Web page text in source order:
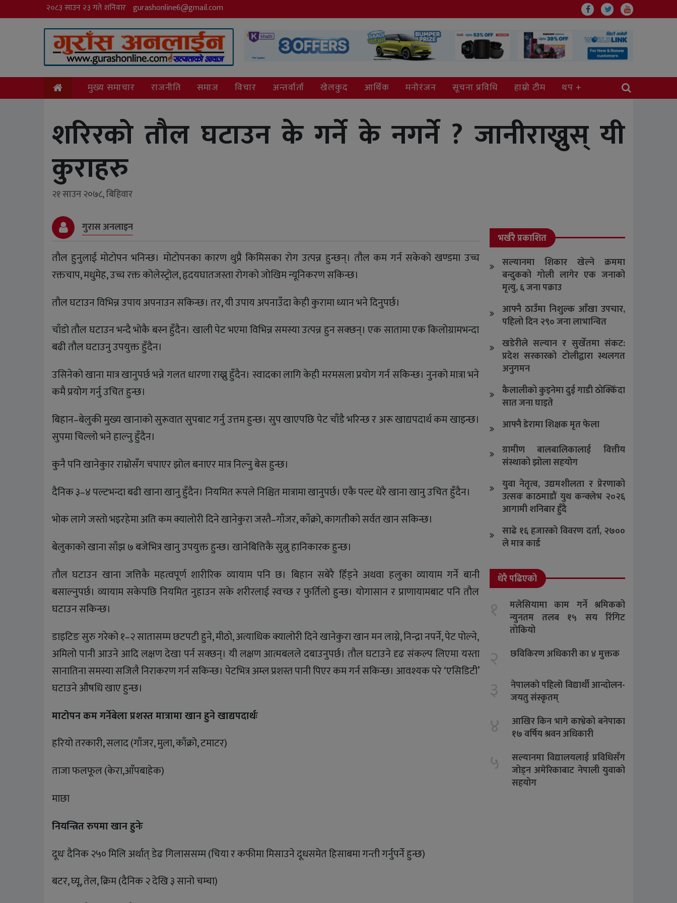
२०८३ साउन २३ गते शनिवार gurashonline6@gmail.com
मुख्य समाचार राजनीति समाज विचार अन्तर्वार्ता खेलकुद आर्थिक मनोरंजन सूचना प्रविधि हाम्रो टीम थप
शरिरको तौल घटाउन के गर्ने के नगर्ने ? जानीराख्नुस् यी
कुराहरु
२१ साउन २०७८, बिहिवार
गुरास अनलाइन
तौल हुनुलाई मोटोपन भनिन्छ। मोटोपनका कारण थुप्रै किमिसका रोग उत्पन्न हुन्छन्। तौल कम गर्न सकेको खण्डमा उच्च
रक्तचाप, मधुमेह, उच्च रक्त कोलेस्ट्रोल, हृदयघातजस्ता रोगको जोखिम न्यूनिकरण सकिन्छ।
तौल घटाउन विभिन्न उपाय अपनाउन सकिन्छ। तर, यी उपाय अपनाउँदा केही कुरामा ध्यान भने दिनुपर्छ।
चाँडो तौल घटाउन भन्दै भोकै बस्न हुँदैन। खाली पेट भएमा विभिन्न समस्या उत्पन्न हुन सक्छन्। एक सातामा एक किलोग्रामभन्दा
बढी तौल घटाउनु उपयुक्त हुँदैन।
उसिनेको खाना मात्र खानुपर्छ भन्ने गलत धारणा राख्नु हुँदैन। स्वादका लागि केही मरमसला प्रयोग गर्न सकिन्छ। नुनको मात्रा भने
कमै प्रयोग गर्नु उचित हुन्छ।
बिहान–बेलुकी मुख्य खानाको सुरूवात सुपबाट गर्नु उत्तम हुन्छ। सुप खाएपछि पेट चाँडै भरिन्छ र अरू खाद्यपदार्थ कम खाइन्छ।
सुपमा चिल्लो भने हाल्नु हुँदैन।
कुनै पनि खानेकुार राम्रोसँग चपाएर झोल बनाएर मात्र निल्नु बेस हुन्छ।
दैनिक ३–४ पल्टभन्दा बढी खाना खानु हुँदैन। नियमित रूपले निश्चित मात्रामा खानुपर्छ। एकै पल्ट धेरै खाना खानु उचित हुँदैन।
भोक लागे जस्तो भइरहेमा अति कम क्यालोरी दिने खानेकुरा जस्तै–गाँजर, काँक्रो, कागतीको सर्वत खान सकिन्छ।
बेलुकाको खाना साँझ ७ बजेभित्र खानु उपयुक्त हुन्छ। खानेबित्तिकै सुत्नु हानिकारक हुन्छ।
तौल घटाउन खाना जत्तिकै महत्वपूर्ण शारीरिक व्यायाम पनि छ। बिहान सबेरै हिँड्ने अथवा हलुका व्यायाम गर्ने बानी
बसाल्नुपर्छ। व्यायाम सकेपछि नियमित नुहाउन सके शरीरलाई स्वच्छ र फुर्तिलो हुन्छ। योगासान र प्राणायामबाट पनि तौल
घटाउन सकिन्छ।
डाइटिङ सुरु गरेको १–२ सातासम्म छटपटी हुने, मीठो, अत्याधिक क्यालोरी दिने खानेकुरा खान मन लाग्ने, निन्द्रा नपर्ने, पेट पोल्ने,
अमिलो पानी आउने आदि लक्षण देखा पर्न सक्छन्। यी लक्षण आत्मबलले दबाउनुपर्छ। तौल घटाउने दृढ संकल्प लिएमा यस्ता
सानातिना समस्या सजिलै निराकरण गर्न सकिन्छ। पेटभित्र अम्ल प्रशस्त पानी पिएर कम गर्न सकिन्छ। आवश्यक परे ‘एसिडिटी’
घटाउने औषधि खाए हुन्छ।
माटोपन कम गर्नेबेला प्रशस्त मात्रामा खान हुने खाद्यपदार्थः
हरियो तरकारी, सलाद (गाँजर, मुला, काँक्रो, टमाटर)
ताजा फलफूल (केरा,आँपबाहेक)
माछा
नियन्त्रित रुपमा खान हुनेः
दूधः दैनिक २५० मिलि अर्थात् डेढ गिलाससम्म (चिया र कफीमा मिसाउने दूधसमेत हिसाबमा गन्ती गर्नुपर्ने हुन्छ)
बटर, घ्यू, तेल, क्रिम (दैनिक २ देखि ३ सानो चम्चा)
भर्खरै प्रकाशित
सल्यानमा शिकार खेल्ने क्रममा
बन्दुकको गोली लागेर एक जनाको
मृत्यु, ६ जना पक्राउ
आफ्नै ठाउँमा निशुल्क आँखा उपचार,
पहिलो दिन २९० जना लाभान्वित
खडेरीले सल्यान र सुर्खेतमा संकट:
प्रदेश सरकारको टोलीद्वारा स्थलगत
अनुगमन
कैलालीको कुइनेमा दुई गाडी ठोक्किँदा
सात जना घाइते
आफ्नै डेरामा शिक्षक मृत फेला
ग्रामीण बालबालिकालाई वित्तीय
संस्थाको झोला सहयोग
युवा नेतृत्व, उद्यमशीलता र प्रेरणाको
उत्सवः काठमाडौं युथ कन्क्लेभ २०२६
आगामी शनिबार हुँदै
साढे १६ हजारको विवरण दर्ता, २७००
ले मात्र कार्ड
धेरै पढिएको
१
मलेसियामा काम गर्ने श्रमिकको
न्युनतम तलब १५ सय रिंगिट
तोकियो
२ छविकिरण अधिकारी का ४ मुक्तक
३
नेपालकाे पहिलाे विद्यार्थी आन्दोलन-
जयतु संस्कृतम्‌
४
आखिर किन भागे काभ्रेको बनेपाका
१७ वर्षिय श्रवन अधिकारी
५
सल्यानमा विद्यालयलाई प्रविधिसँग
जोड्न अमेरिकाबाट नेपाली युवाको
सहयोग